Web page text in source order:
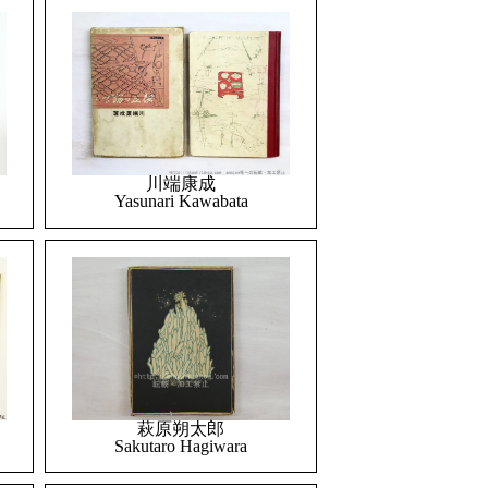
川端康成
Yasunari Kawabata
萩原朔太郎
Sakutaro Hagiwara